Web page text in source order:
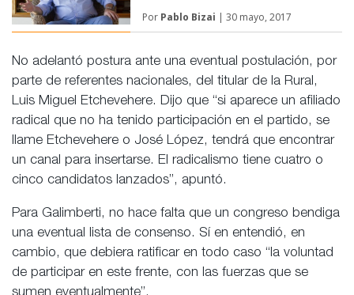
Por Pablo Bizai | 30 mayo, 2017
No adelantó postura ante una eventual postulación, por
parte de referentes nacionales, del titular de la Rural,
Luis Miguel Etchevehere. Dijo que “si aparece un afiliado
radical que no ha tenido participación en el partido, se
llame Etchevehere o José López, tendrá que encontrar
un canal para insertarse. El radicalismo tiene cuatro o
cinco candidatos lanzados”, apuntó.
Para Galimberti, no hace falta que un congreso bendiga
una eventual lista de consenso. Sí en entendió, en
cambio, que debiera ratificar en todo caso “la voluntad
de participar en este frente, con las fuerzas que se